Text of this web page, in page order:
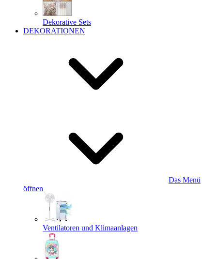
Dekorative Sets
DEKORATIONEN
Das Menü
öffnen
Ventilatoren und Klimaanlagen